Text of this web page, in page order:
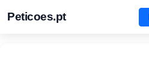
Peticoes.pt